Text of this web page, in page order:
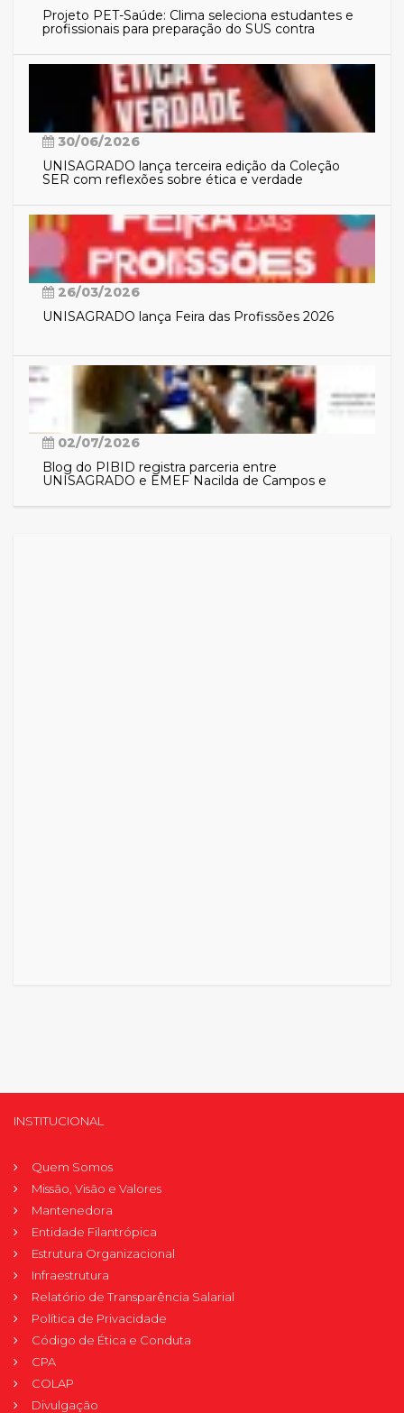
Projeto PET-Saúde: Clima seleciona estudantes e
profissionais para preparação do SUS contra
30/06/2026
UNISAGRADO lança terceira edição da Coleção
SER com reflexões sobre ética e verdade
26/03/2026
UNISAGRADO lança Feira das Profissões 2026
02/07/2026
Blog do PIBID registra parceria entre
UNISAGRADO e EMEF Nacilda de Campos e
INSTITUCIONAL
Quem Somos
Missão, Visão e Valores
Mantenedora
Entidade Filantrópica
Estrutura Organizacional
Infraestrutura
Relatório de Transparência Salarial
Política de Privacidade
Código de Ética e Conduta
CPA
COLAP
Divulgação